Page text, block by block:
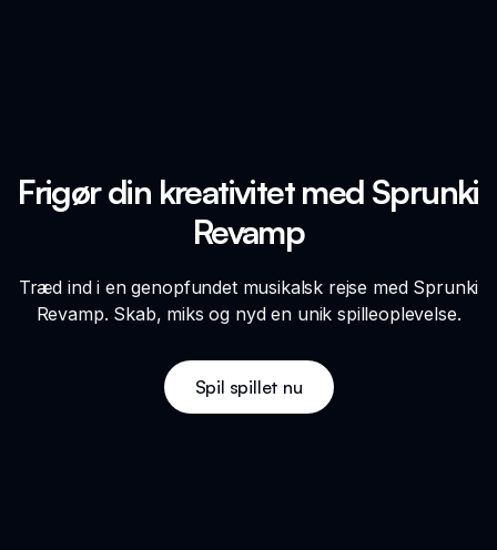
Frigør din kreativitet med Sprunki
Revamp
Træd ind i en genopfundet musikalsk rejse med Sprunki
Revamp. Skab, miks og nyd en unik spilleoplevelse.
Spil spillet nu